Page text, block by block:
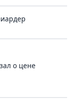
о цене